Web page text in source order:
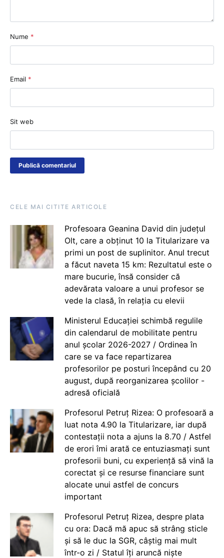
Nume *
Email *
Sit web
CELE MAI CITITE ARTICOLE
Profesoara Geanina David din județul
Olt, care a obținut 10 la Titularizare va
primi un post de suplinitor. Anul trecut
a făcut naveta 15 km: Rezultatul este o
mare bucurie, însă consider că
adevărata valoare a unui profesor se
vede la clasă, în relația cu elevii
Ministerul Educației schimbă regulile
din calendarul de mobilitate pentru
anul școlar 2026-2027 / Ordinea în
care se va face repartizarea
profesorilor pe posturi începând cu 20
august, după reorganizarea școlilor -
adresă oficială
Profesorul Petruț Rizea: O profesoară a
luat nota 4.90 la Titularizare, iar după
contestații nota a ajuns la 8.70 / Astfel
de erori îmi arată ce entuziasmați sunt
profesorii buni, cu experiență să vină la
corectat și ce resurse financiare sunt
alocate unui astfel de concurs
important
Profesorul Petruț Rizea, despre plata
cu ora: Dacă mă apuc să strâng sticle
și să le duc la SGR, câștig mai mult
într-o zi / Statul îți aruncă niște